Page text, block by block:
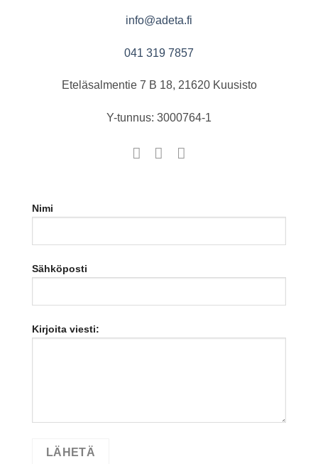
info@adeta.fi
041 319 7857
Eteläsalmentie 7 B 18, 21620 Kuusisto
Y-tunnus: 3000764-1
Nimi
Sähköposti
Kirjoita viesti: